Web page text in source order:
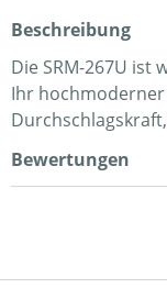
Beschreibung
Die SRM-267U ist
Ihr
Bewertungen